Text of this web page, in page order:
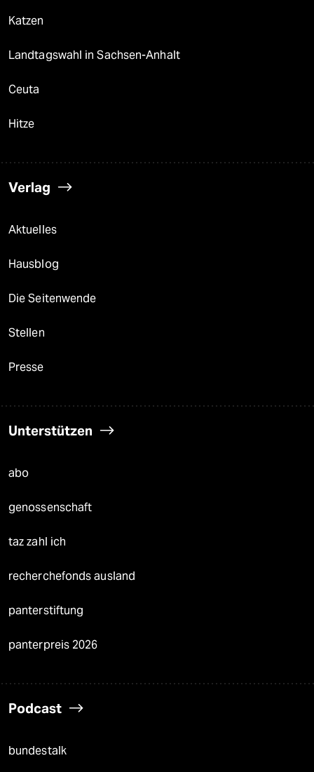
Katzen
Landtagswahl in Sachsen-Anhalt
Ceuta
Hitze
Verlag
Aktuelles
Hausblog
Die Seitenwende
Stellen
Presse
Unterstützen
abo
genossenschaft
taz zahl ich
recherchefonds ausland
panterstiftung
panterpreis 2026
Podcast
bundestalk